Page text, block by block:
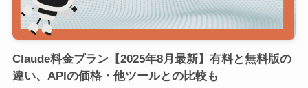
Claude料金プラン【2025年8月最新】有料と無料版の
違い、APIの価格・他ツールとの比較も